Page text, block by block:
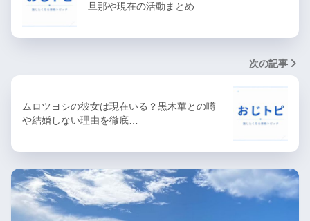
旦那や現在の活動まとめ
次の記事
ムロツヨシの彼女は現在いる？黒木華との噂
や結婚しない理由を徹底…